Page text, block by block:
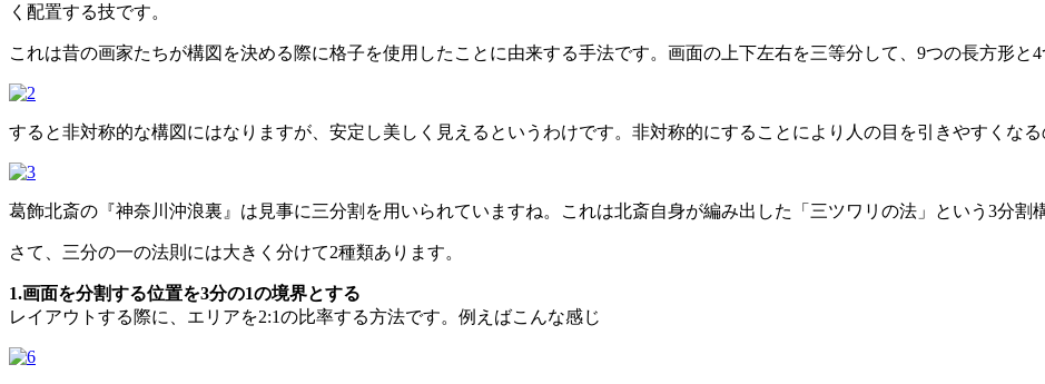
く配置する技です。
これは昔の画家たちが構図を決める際に格子を使用したことに由来する手法です。画面の上下左右を三等分して、9つの長方形と
すると非対称的な構図にはなりますが、安定し美しく見えるというわけです。非対称的にすることにより人の目を引きやすくなる
葛飾北斎の『神奈川沖浪裏』は見事に三分割を用いられていますね。これは北斎自身が編み出した「三ツワリの法」という3分割
さて、三分の一の法則には大きく分けて2種類あります。
1.画面を分割する位置を3分の1の境界とする
レイアウトする際に、エリアを2:1の比率する方法です。例えばこんな感じ